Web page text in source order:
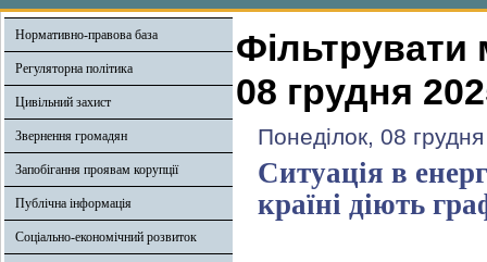
Нормативно-правова база
Регуляторна політика
Цивільний захист
Звернення громадян
Запобігання проявам корупції
Публічна інформація
Соціально-економічний розвиток
Фільтрувати
08 грудня
Понеділок, 08
Ситуація в
країні діють